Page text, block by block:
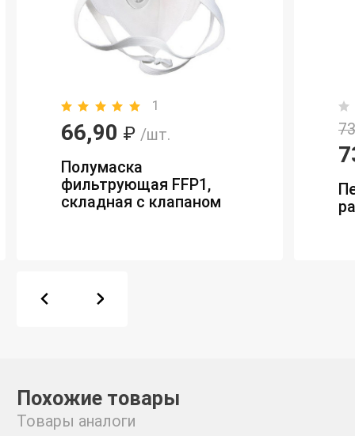
1
66,90 ₽ /шт.
Полумаска
фильтрующая FFP1,
складная с клапаном
Похожие товары
Товары аналоги